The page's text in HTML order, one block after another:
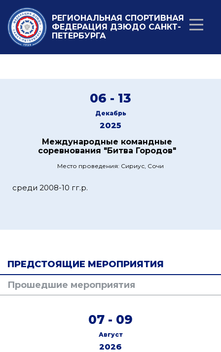
РЕГИОНАЛЬНАЯ СПОРТИВНАЯ
ФЕДЕРАЦИЯ ДЗЮДО САНКТ-
ПЕТЕРБУРГА
06 - 13
Декабрь
2025
Международные командные
соревнования "Битва Городов"
Место проведения: Сириус, Сочи
среди 2008-10 гг.р.
ПРЕДСТОЯЩИЕ МЕРОПРИЯТИЯ
Прошедшие мероприятия
07 - 09
Август
2026